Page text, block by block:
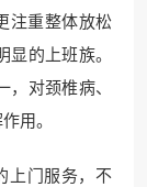
注重整体放松
的上班族。
对颈椎病、
用。
上门服务，不